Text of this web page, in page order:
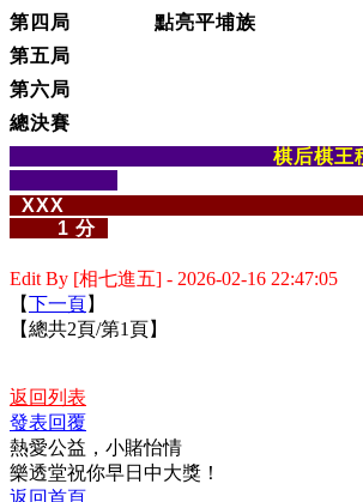
第四局 點亮平埔族
第五局
第六局
總決賽
棋后棋王
1 分
Edit By [相七進五] - 2026-02-16 22:47:05
【下一頁】
【總共2頁/第1頁】
返回列表
發表回覆
熱愛公益，小賭怡情
樂透堂祝你早日中大獎！
返回首頁